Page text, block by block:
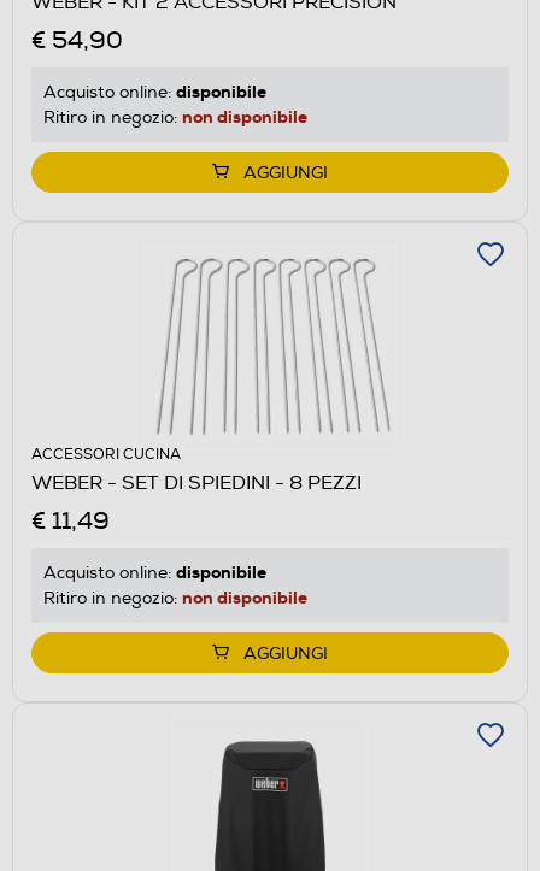
€ 54,90
Acquisto online: disponibile
Ritiro in negozio: non disponibile
AGGIUNGI
ACCESSORI CUCINA
WEBER - SET DI SPIEDINI - 8 PEZZI
€ 11,49
Acquisto online: disponibile
Ritiro in negozio: non disponibile
AGGIUNGI